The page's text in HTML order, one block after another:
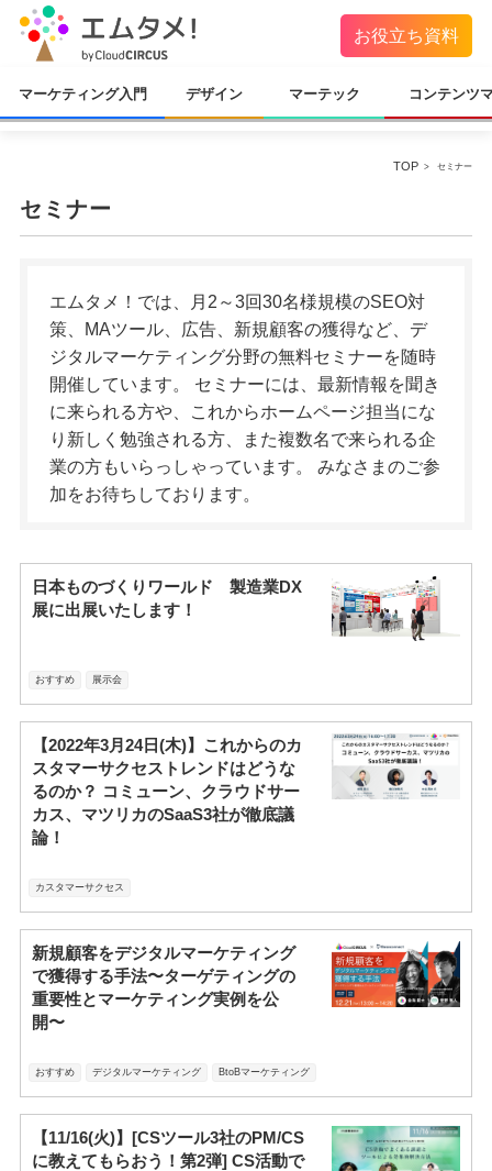
お役立ち資料
マーケティング入門 デザイン マーテック コンテンツ
TOP セミナー
セミナー
エムタメ！では、月2～3回30名様規模のSEO対
策、MAツール、広告、新規顧客の獲得など、デ
ジタルマーケティング分野の無料セミナーを随時
開催しています。 セミナーには、最新情報を聞き
に来られる方や、これからホームページ担当にな
り新しく勉強される方、また複数名で来られる企
業の方もいらっしゃっています。 みなさまのご参
加をお待ちしております。
日本ものづくりワールド 製造業DX
展に出展いたします！
おすすめ 展示会
【2022年3月24日(木)】これからのカ
スタマーサクセストレンドはどうな
るのか？ コミューン、クラウドサー
カス、マツリカのSaaS3社が徹底議
論！
カスタマーサクセス
新規顧客をデジタルマーケティング
で獲得する手法〜ターゲティングの
重要性とマーケティング実例を公
開〜
おすすめ デジタルマーケティング BtoBマーケティング
【11/16(火)】[CSツール3社のPM/CS
に教えてもらおう！第2弾] CS活動で